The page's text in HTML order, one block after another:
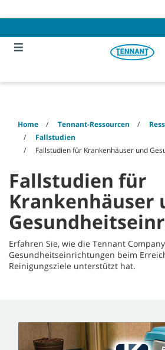
to
to
menu
Home Tennant-Ressourcen
Fallstudien
Fallstudien für Krankenhäuser und
Fallstudien für
Krankenhäuser
Erfahren Sie, wie die Tennant
Gesundheitseinrichtungen beim
Reinigungsziele unterstützt hat.